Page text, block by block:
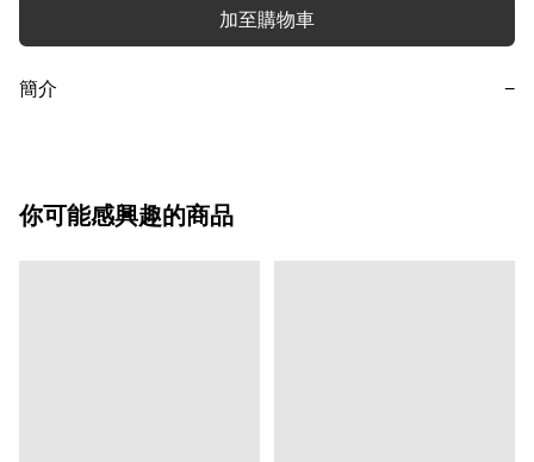
加至購物車
簡介 −
你可能感興趣的商品